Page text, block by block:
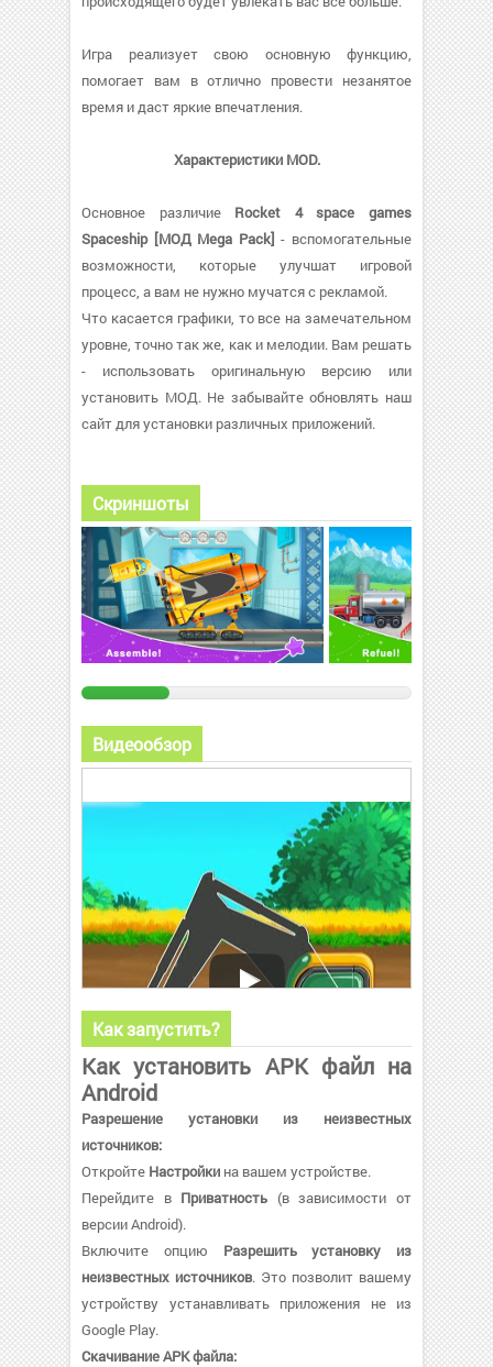
Игра реализует свою основную функцию,
помогает вам в отлично провести незанятое
время и даст яркие впечатления.
Характеристики MOD.
Основное различие Rocket 4 space games
Spaceship [МОД Mega Pack] - вспомогательные
возможности, которые улучшат игровой
процесс, а вам не нужно мучатся с рекламой.
Что касается графики, то все на замечательном
уровне, точно так же, как и мелодии. Вам решать
- использовать оригинальную версию или
установить МОД. Не забывайте обновлять наш
сайт для установки различных приложений.
Скриншоты
Видеообзор
Как запустить?
Как установить APK файл на
Android
Разрешение установки из неизвестных
источников:
Откройте Настройки на вашем устройстве.
Перейдите в Приватность (в зависимости от
версии Android).
Включите опцию Разрешить установку из
неизвестных источников. Это позволит вашему
устройству устанавливать приложения не из
Google Play.
Скачивание APK файла: